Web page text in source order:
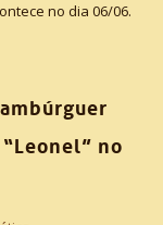
no dia 06/06.
no